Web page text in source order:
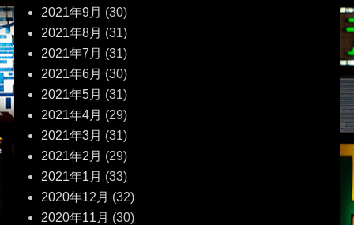
2021年9月 (30)
2021年8月 (31)
2021年7月 (31)
2021年6月 (30)
2021年5月 (31)
2021年4月 (29)
2021年3月 (31)
2021年2月 (29)
2021年1月 (33)
2020年12月 (32)
2020年11月 (30)